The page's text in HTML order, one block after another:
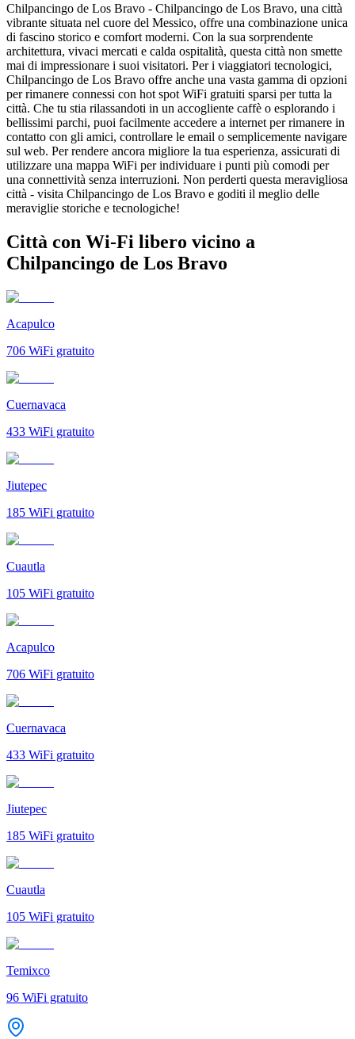
Chilpancingo de Los Bravo - Chilpancingo de Los Bravo, una città
vibrante situata nel cuore del Messico, offre una combinazione unica
di fascino storico e comfort moderni. Con la sua sorprendente
architettura, vivaci mercati e calda ospitalità, questa città non smette
mai di impressionare i suoi visitatori. Per i viaggiatori tecnologici,
Chilpancingo de Los Bravo offre anche una vasta gamma di opzioni
per rimanere connessi con hot spot WiFi gratuiti sparsi per tutta la
città. Che tu stia rilassandoti in un accogliente caffè o esplorando i
bellissimi parchi, puoi facilmente accedere a internet per rimanere in
contatto con gli amici, controllare le email o semplicemente navigare
sul web. Per rendere ancora migliore la tua esperienza, assicurati di
utilizzare una mappa WiFi per individuare i punti più comodi per
una connettività senza interruzioni. Non perderti questa meravigliosa
città - visita Chilpancingo de Los Bravo e goditi il meglio delle
meraviglie storiche e tecnologiche!
Città con Wi-Fi libero vicino a
Chilpancingo de Los Bravo
Acapulco
706 WiFi gratuito
Cuernavaca
433 WiFi gratuito
Jiutepec
185 WiFi gratuito
Cuautla
105 WiFi gratuito
Acapulco
706 WiFi gratuito
Cuernavaca
433 WiFi gratuito
Jiutepec
185 WiFi gratuito
Cuautla
105 WiFi gratuito
Temixco
96 WiFi gratuito